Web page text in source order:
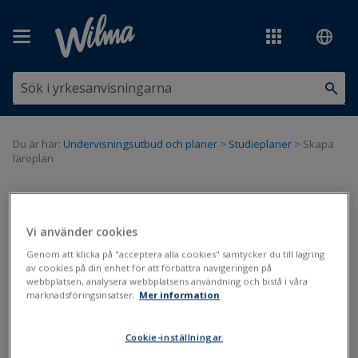
Du är här: Undervisningsutbud och planer > Studieplaner > Skapa
läroplan
Skapa läroplan
Uppdaterad: 26.6.2023
"studiehelhet"-benämningen helt och hållet. Den ersätts med
Vi använder cookies
Genom att klicka på "acceptera alla cookies" samtycker du till lagring
av cookies på din enhet för att förbättra navigeringen på
webbplatsen, analysera webbplatsens användning och bistå i våra
marknadsföringsinsatser. Mer information
Cookie-inställningar